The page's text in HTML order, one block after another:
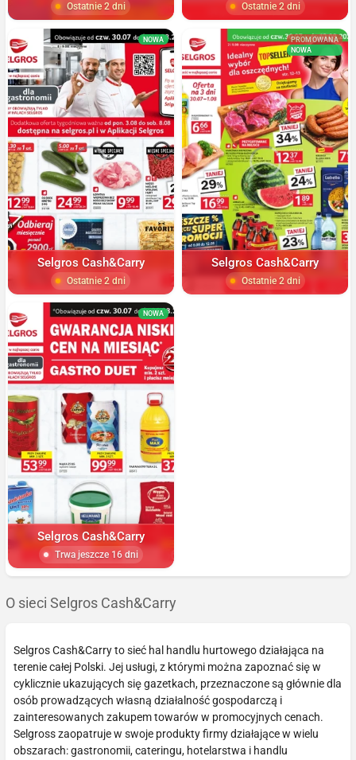
Ostatnie 2 dni Ostatnie 2 dni
NOWA
Selgros Cash&Carry
Ostatnie 2 dni
PROMOWANA
NOWA
Selgros Cash&Carry
Ostatnie 2 dni
NOWA
Selgros Cash&Carry
Trwa jeszcze 16 dni
O sieci Selgros Cash&Carry
Selgros Cash&Carry to sieć hal handlu hurtowego działająca na
terenie całej Polski. Jej usługi, z którymi można zapoznać się w
cyklicznie ukazujących się gazetkach, przeznaczone są głównie dla
osób prowadzących własną działalność gospodarczą i
zainteresowanych zakupem towarów w promocyjnych cenach.
Selgross zaopatruje w swoje produkty firmy działające w wielu
obszarach: gastronomii, cateringu, hotelarstwa i handlu